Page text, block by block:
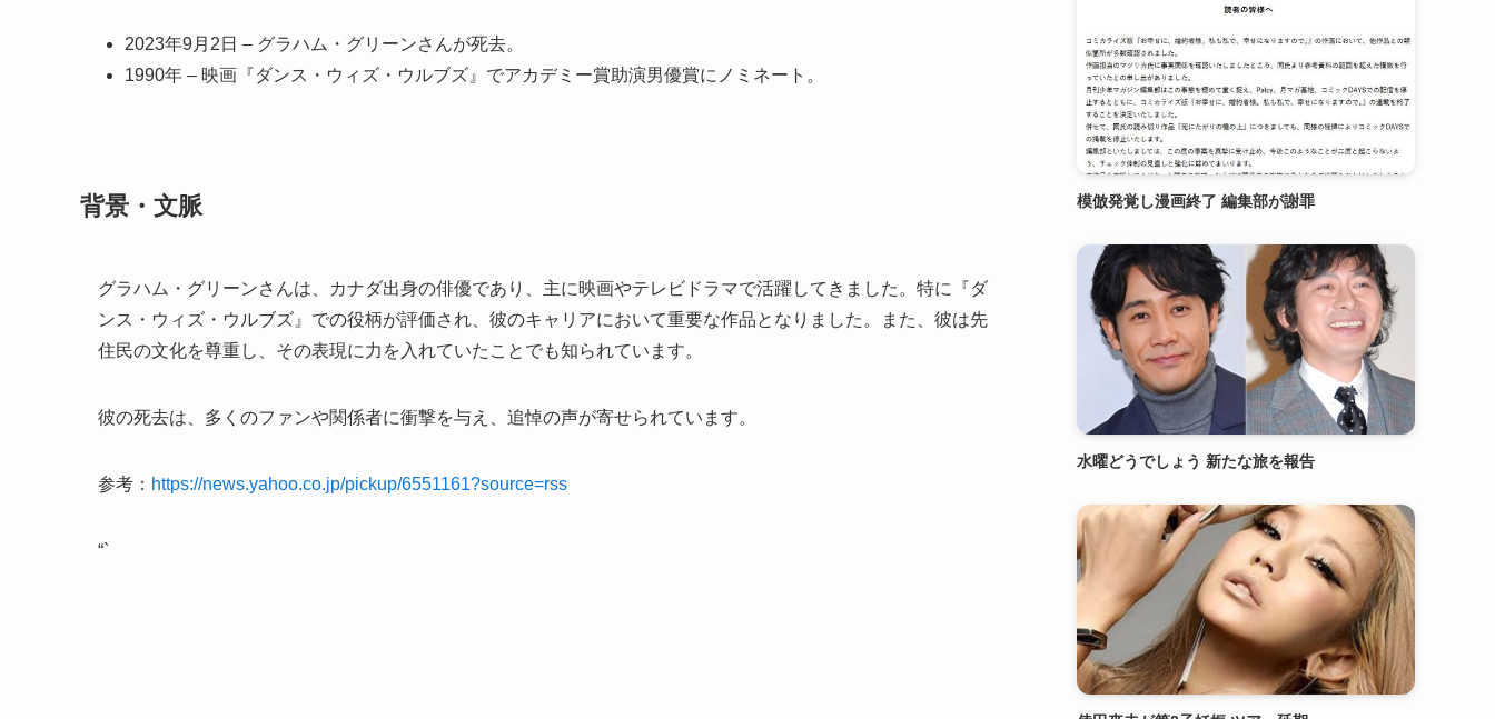
2023年9月2日 – グラハム・グリーンさんが死去。
1990年 – 映画『ダンス・ウィズ・ウルブズ』でアカデミー賞助演男優賞にノミネート。
背景・文脈
グラハム・グリーンさんは、カナダ出身の俳優であり、主に映画やテレビドラマで活躍してきました。特に『ダ
ンス・ウィズ・ウルブズ』での役柄が評価され、彼のキャリアにおいて重要な作品となりました。また、彼は先
住民の文化を尊重し、その表現に力を入れていたことでも知られています。
彼の死去は、多くのファンや関係者に衝撃を与え、追悼の声が寄せられています。
参考： https://news.yahoo.co.jp/pickup/6551161?source=rss
“`
模倣発覚し漫画終了 編集部が謝罪
水曜どうでしょう 新たな旅を報告